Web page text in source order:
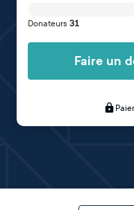
Donateurs 31
Faire un